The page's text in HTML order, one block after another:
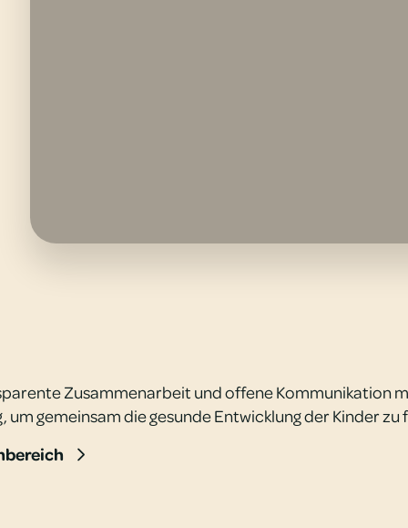
Zusammenarbeit und offene Kommunikation
um gemeinsam die gesunde Entwicklung der Kinder zu